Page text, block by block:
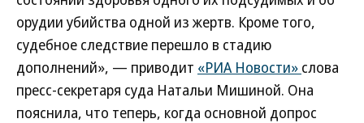
орудии убийства одной из жертв. Кроме того,
судебное следствие перешло в стадию
дополнений», — приводит «РИА Новости» слова
пресс-секретаря суда Натальи Мишиной. Она
пояснила, что теперь, когда основной допрос